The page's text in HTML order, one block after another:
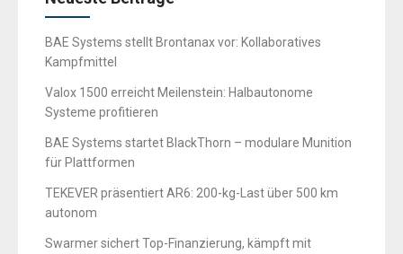
BAE Systems stellt Brontanax vor: Kollaboratives
Kampfmittel
Valox 1500 erreicht Meilenstein: Halbautonome
Systeme profitieren
BAE Systems startet BlackThorn – modulare Munition
für Plattformen
TEKEVER präsentiert AR6: 200-kg-Last über 500 km
autonom
Swarmer sichert Top-Finanzierung, kämpft mit